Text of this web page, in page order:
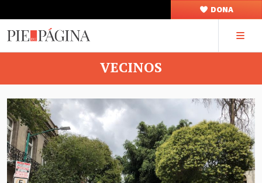
DONA
VECINOS